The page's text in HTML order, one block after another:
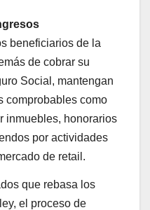
beneficiarios de la
de cobrar su
Social, mantengan
comprobables como
inmuebles, honorarios
por actividades
de retail.
que rebasa los
el proceso de